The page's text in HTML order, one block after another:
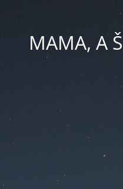
MAMA, A